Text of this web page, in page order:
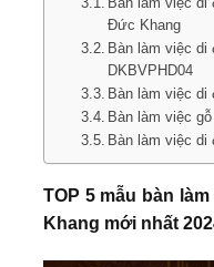
Đức Khang
Bàn làm việc di
DKBVPHD04
Bàn làm việc di
Bàn làm việc
Bàn làm việc di
TOP 5 mẫu bàn
Khang mới nhất